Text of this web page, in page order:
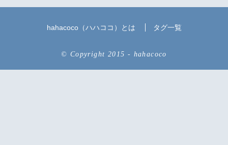
hahacoco（ハハココ）とは タグ一覧
© Copyright 2015 - hahacoco